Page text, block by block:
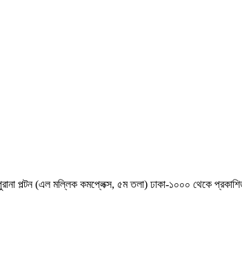
পল্টন (এল মল্লিক কমপ্লেক্স, ৫ম তলা) ঢাকা-১০০০ থেকে